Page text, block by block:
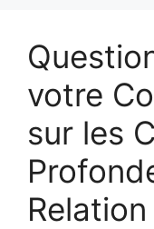
votre
sur les
Relation